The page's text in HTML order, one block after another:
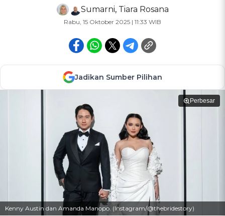
Sumarni, Tiara Rosana
Rabu, 15 Oktober 2025 | 11:33 WIB
Jadikan Sumber Pilihan
Perbesar
Kenny Austin dan Amanda Manopo. (Instagram/@thebridestory)